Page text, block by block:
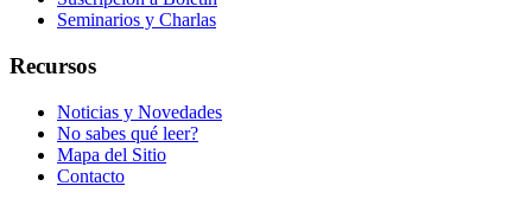
Seminarios y Charlas
Recursos
Noticias y Novedades
No sabes qué leer?
Mapa del Sitio
Contacto